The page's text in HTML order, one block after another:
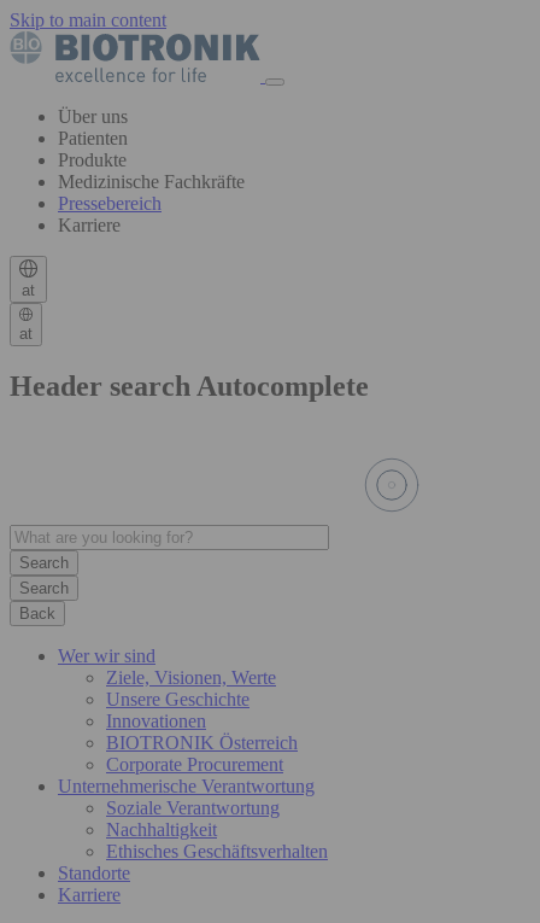
Skip to main content
Über uns
Patienten
Produkte
Medizinische Fachkräfte
Pressebereich
Karriere
at
at
Header search Autocomplete
Search
Back
Wer wir sind
Ziele, Visionen, Werte
Unsere Geschichte
Innovationen
BIOTRONIK Österreich
Corporate Procurement
Unternehmerische Verantwortung
Soziale Verantwortung
Nachhaltigkeit
Ethisches Geschäftsverhalten
Standorte
Karriere